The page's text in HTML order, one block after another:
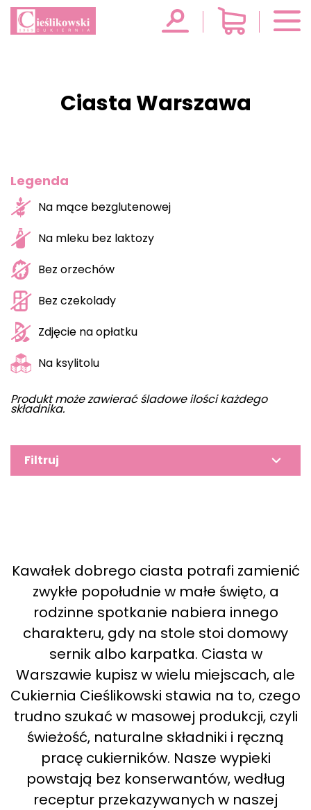
Ciasta Warszawa
Legenda
Na mące bezglutenowej
Na mleku bez laktozy
Bez orzechów
Bez czekolady
Zdjęcie na opłatku
Na ksylitolu
Produkt może zawierać śladowe ilości każdego
składnika.
Filtruj
Kawałek dobrego ciasta potrafi zamienić
zwykłe popołudnie w małe święto, a
rodzinne spotkanie nabiera innego
charakteru, gdy na stole stoi domowy
sernik albo karpatka. Ciasta w
Warszawie kupisz w wielu miejscach, ale
Cukiernia Cieślikowski stawia na to, czego
trudno szukać w masowej produkcji, czyli
świeżość, naturalne składniki i ręczną
pracę cukierników. Nasze wypieki
powstają bez konserwantów, według
receptur przekazywanych w naszej